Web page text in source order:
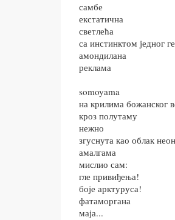
самбе
екстатична
светлећа
са инстинктом једног
амондилана
реклама
somoyama
на крилима божанског
кроз полутаму
нежно
згуснута као облак
амалгама
мислио сам:
гле привиђења!
боје арктуруса!
фатаморгана
маја...